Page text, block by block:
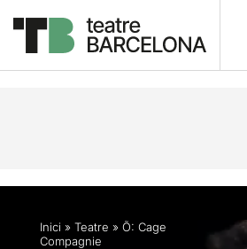
Descripció Fitxa artística
Inici » Teatre » Õ: Cage
Compagnie